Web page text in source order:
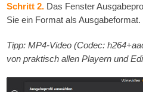
Schritt 2. Das Fenster
Sie ein Format als
Tipp: MP4-Video (Codec:
von praktisch allen Playern und